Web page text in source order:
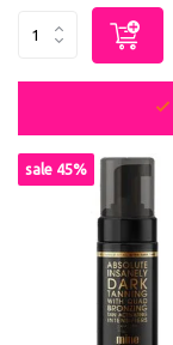
sale 45%